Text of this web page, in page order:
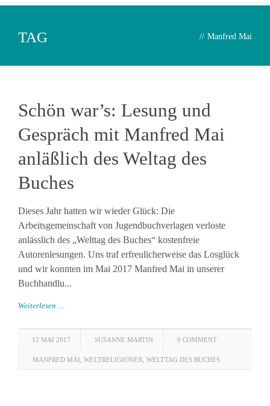
TAG // Manfred Mai
Schön war’s: Lesung und
Gespräch mit Manfred Mai
anläßlich des Weltag des
Buches
Dieses Jahr hatten wir wieder Glück: Die
Arbeitsgemeinschaft von Jugendbuchverlagen verloste
anlässlich des „Welttag des Buches“ kostenfreie
Autorenlesungen. Uns traf erfreulicherweise das Losglück
und wir konnten im Mai 2017 Manfred Mai in unserer
Buchhandlu...
Weiterlesen …
12 MAI 2017 SUSANNE MARTIN 0 COMMENT
MANFRED MAI WELTRELIGIONEN WELTTAG DES BUCHES